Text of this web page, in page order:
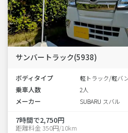
サンバートラック(5938)
ボディタイプ 軽トラック/軽バ
乗車人数 2人
メーカー SUBARU スバル
7時間で2,750円
距離料金 350円/10km